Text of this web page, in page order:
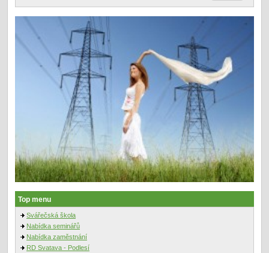
Top menu
Svářečská škola
Nabídka seminářů
Nabídka zaměstnání
RD Svatava - Podlesí